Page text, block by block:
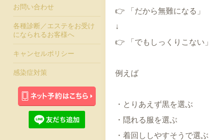
👉 「だから無難になる」
↓
👉 「でもしっくりこない」
例えば
・とりあえず黒を選ぶ
・隠れる服を選ぶ
・着回ししやすそうで選ぶ
お問い合わせ
各種診断／エステをお受け
になられるお客様へ
キャンセルポリシー
感染症対策